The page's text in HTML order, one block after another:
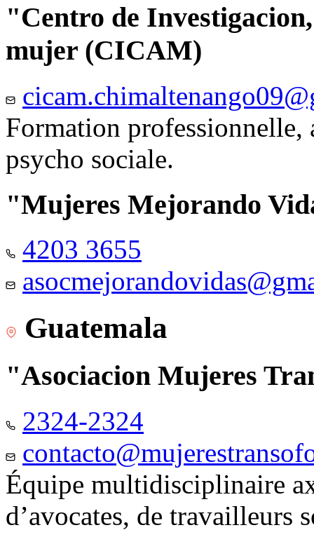
"Centro de
mujer (CICAM)
Formation professionnelle,
psycho sociale.
"Mujeres Mejorando
4203 3655
Guatemala
"Asociacion Mujeres
2324-2324
Équipe multidisciplinaire
d’avocates, de travailleurs